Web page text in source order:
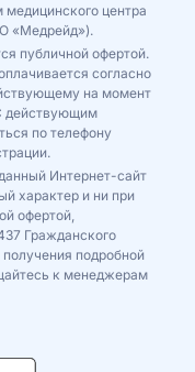
центра
«Медрейд»).
публичной офертой.
согласно
на момент
действующим
по телефону
Интернет-сайт
характер и ни при
офертой,
Гражданского
подробной
к менеджерам